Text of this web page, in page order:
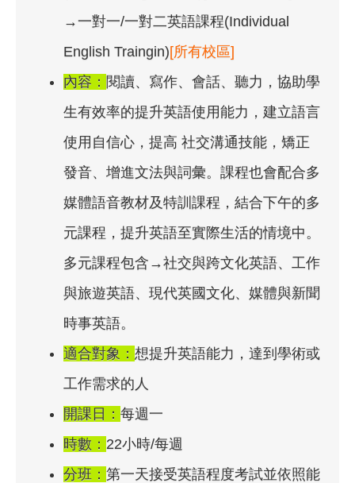
→一對一/一對二英語課程(Individual
English Traingin)[所有校區]
內容： 閱讀、寫作、會話、聽力，協助學
生有效率的提升英語使用能力，建立語言
使用自信心，提高 社交溝通技能，矯正
發音、增進文法與詞彙。課程也會配合多
媒體語音教材及特訓課程，結合下午的多
元課程，提升英語至實際生活的情境中。
多元課程包含→社交與跨文化英語、工作
與旅遊英語、現代英國文化、媒體與新聞
時事英語。
適合對象：想提升英語能力，達到學術或
工作需求的人
開課日：每週一
時數： 22小時/每週
分班：第一天接受英語程度考試並依照能